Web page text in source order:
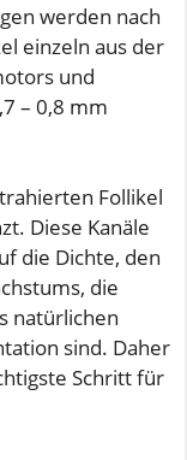
werden nach
einzeln aus der
und
– 0,8 mm
Follikel
Diese Kanäle
die Dichte, den
die
natürlichen
sind. Daher
Schritt für